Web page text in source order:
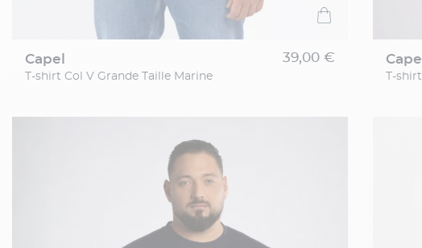
capel
T-shirt Col V Grande Taille Marine
39,00 € capel